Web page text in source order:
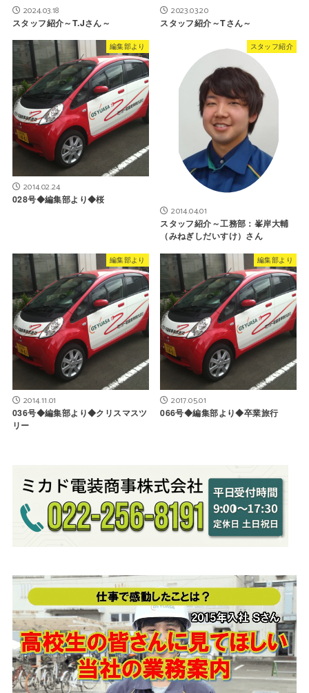
2024.03.18
スタッフ紹介～T.Jさん～
2023.03.20
スタッフ紹介～Tさん～
編集部より
2014.02.24
028号◆編集部より◆桜
スタッフ紹介
2014.04.01
スタッフ紹介～工務部：峯岸大輔
（みねぎしだいすけ）さん
編集部より
2014.11.01
036号◆編集部より◆クリスマスツ
リー
編集部より
2017.05.01
066号◆編集部より◆卒業旅行